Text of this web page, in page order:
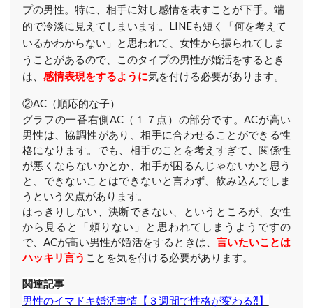
プの男性。特に、相手に対し感情を表すことが下手。端
的で冷淡に見えてしまいます。LINEも短く「何を考えて
いるかわからない」と思われて、女性から振られてしま
うことがあるので、このタイプの男性が婚活をするとき
は、 感情表現をするように気を付ける必要があります。
②AC（順応的な子）
グラフの一番右側AC（１７点）の部分です。ACが高い
男性は、協調性があり、相手に合わせることができる性
格になります。でも、相手のことを考えすぎて、関係性
が悪くならないかとか、相手が困るんじゃないかと思う
と、できないことはできないと言わず、飲み込んでしま
うという欠点があります。
はっきりしない、決断できない、というところが、女性
から見ると「頼りない」と思われてしまうようですの
で、ACが高い男性が婚活をするときは、言いたいことは
ハッキリ言う ことを気を付ける必要があります。
関連記事
男性のイマドキ婚活事情【３週間で性格が変わる⁈】